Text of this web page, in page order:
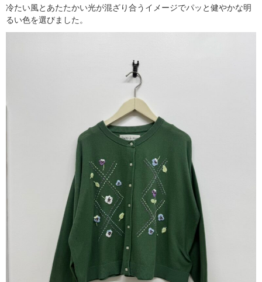
冷たい風とあたたかい光が混ざり合うイメージでパッと健やかな明
るい色を選びました。